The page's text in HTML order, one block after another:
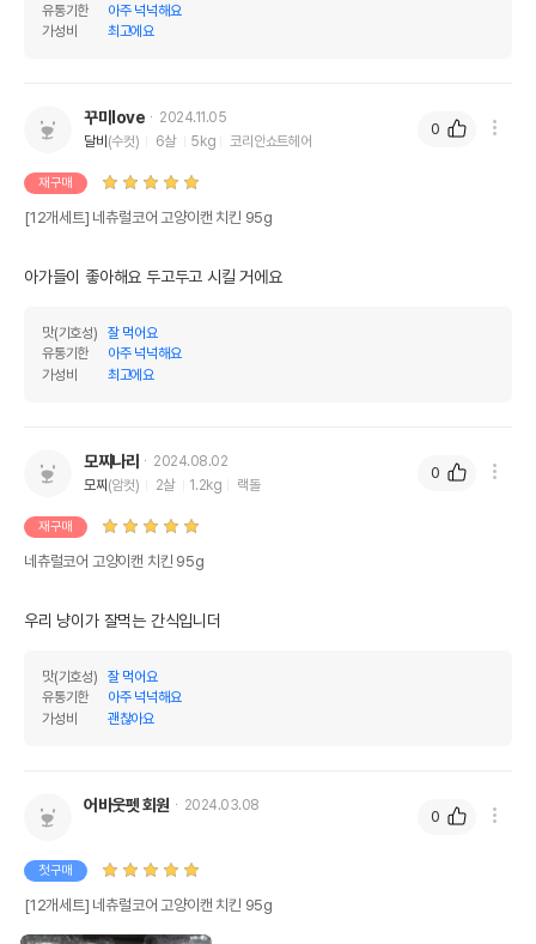
유통기한
아주 넉넉해요
가성비
최고에요
꾸미love
2024.11.05
달비(수컷) 6살 5kg 코리안쇼트헤어
재구매
[12개세트] 네츄럴코어 고양이캔 치킨 95g
아가들이 좋아해요 두고두고 시킬 거에요
맛(기호성)
잘 먹어요
유통기한
아주 넉넉해요
가성비
최고에요
0
모찌나라
2024.08.02
모찌(암컷) 2살 1.2kg 랙돌
재구매
네츄럴코어 고양이캔 치킨 95g
우리 냥이가 잘먹는 간식입니더
맛(기호성)
잘 먹어요
유통기한
아주 넉넉해요
가성비
괜찮아요
0
어바웃펫 회원 2024.03.08
첫구매
[12개세트] 네츄럴코어 고양이캔 치킨 95g
0